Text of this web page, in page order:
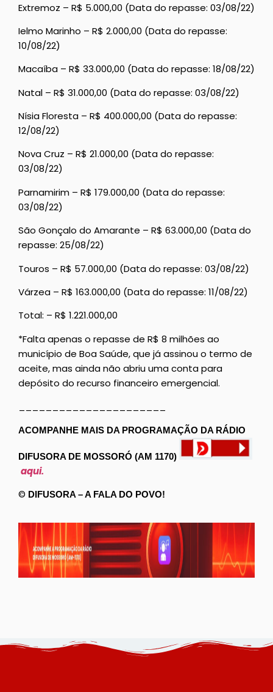
Extremoz – R$ 5.000,00 (Data do repasse: 03/08/22)
Ielmo Marinho – R$ 2.000,00 (Data do repasse:
10/08/22)
Macaíba – R$ 33.000,00 (Data do repasse: 18/08/22)
Natal – R$ 31.000,00 (Data do repasse: 03/08/22)
Nísia Floresta – R$ 400.000,00 (Data do repasse:
12/08/22)
Nova Cruz – R$ 21.000,00 (Data do repasse:
03/08/22)
Parnamirim – R$ 179.000,00 (Data do repasse:
03/08/22)
São Gonçalo do Amarante – R$ 63.000,00 (Data do
repasse: 25/08/22)
Touros – R$ 57.000,00 (Data do repasse: 03/08/22)
Várzea – R$ 163.000,00 (Data do repasse: 11/08/22)
Total: – R$ 1.221.000,00
*Falta apenas o repasse de R$ 8 milhões ao
município de Boa Saúde, que já assinou o termo de
aceite, mas ainda não abriu uma conta para
depósito do recurso financeiro emergencial.
ACOMPANHE MAIS DA PROGRAMAÇÃO DA RÁDIO
DIFUSORA DE MOSSORÓ (AM 1170)
aqui.
© DIFUSORA – A FALA DO POVO!